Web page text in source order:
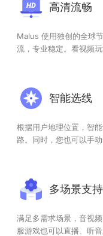
高清流畅
Malus 使用独创的全球
流，专业稳定。看视频
智能选线
根据用户地理位置，智
路。同时，您也可以手动
多场景支持
满足多需求场景，音视
服游戏也可以直播、听